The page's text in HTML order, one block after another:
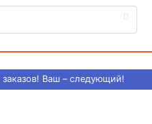
заказов! Ваш – следующий!